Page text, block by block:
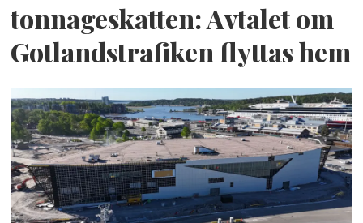
tonnageskatten: Avtalet om
Gotlandstrafiken flyttas hem